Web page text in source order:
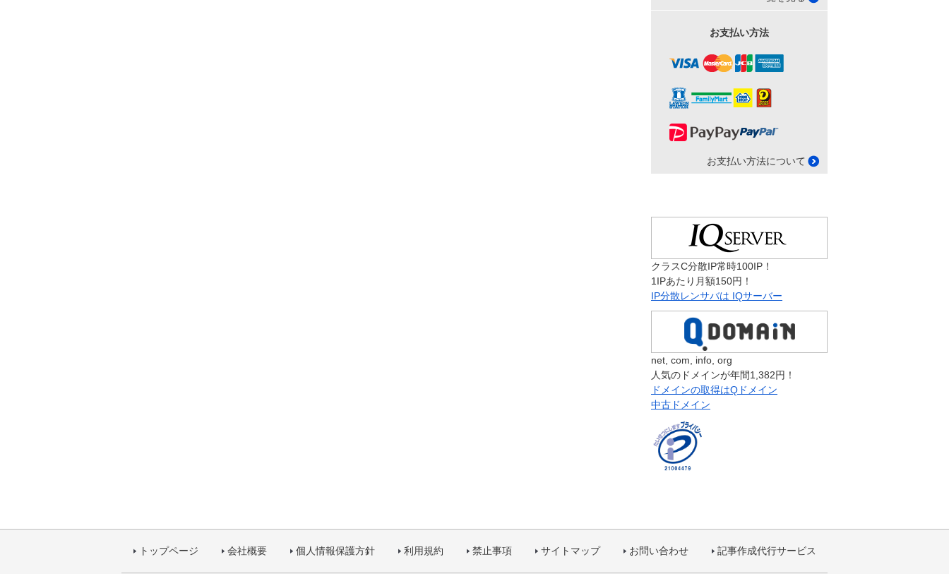
お支払い方法
お支払い方法について
クラスC分散IP常時100IP！
1IPあたり月額150円！
IP分散レンサバは IQサーバー
net, com, info, org
人気のドメインが年間1,382円！
ドメインの取得はQドメイン
中古ドメイン
トップページ 会社概要 個人情報保護方針 利用規約 禁止事項 サイトマップ お問い合わせ 記事作成代行サービス